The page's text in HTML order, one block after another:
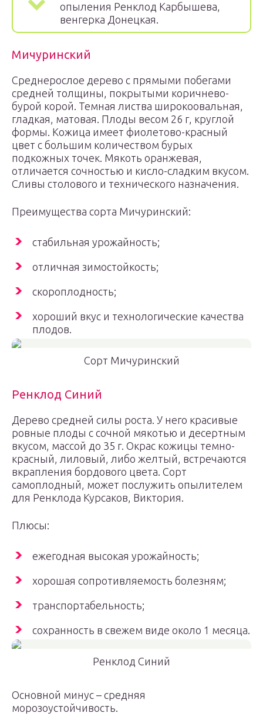
опыления Ренклод Карбышева,
венгерка Донецкая.
Мичуринский
Среднерослое дерево с прямыми побегами
средней толщины, покрытыми коричнево-
бурой корой. Темная листва широкоовальная,
гладкая, матовая. Плоды весом 26 г, круглой
формы. Кожица имеет фиолетово-красный
цвет с большим количеством бурых
подкожных точек. Мякоть оранжевая,
отличается сочностью и кисло-сладким вкусом.
Сливы столового и технического назначения.
Преимущества сорта Мичуринский:
стабильная урожайность;
отличная зимостойкость;
скороплодность;
хороший вкус и технологические качества
плодов.
Сорт Мичуринский
Ренклод Синий
Дерево средней силы роста. У него красивые
ровные плоды с сочной мякотью и десертным
вкусом, массой до 35 г. Окрас кожицы темно-
красный, лиловый, либо желтый, встречаются
вкрапления бордового цвета. Сорт
самоплодный, может послужить опылителем
для Ренклода Курсаков, Виктория.
Плюсы:
ежегодная высокая урожайность;
хорошая сопротивляемость болезням;
транспортабельность;
сохранность в свежем виде около 1 месяца.
Ренклод Синий
Основной минус – средняя
морозоустойчивость.